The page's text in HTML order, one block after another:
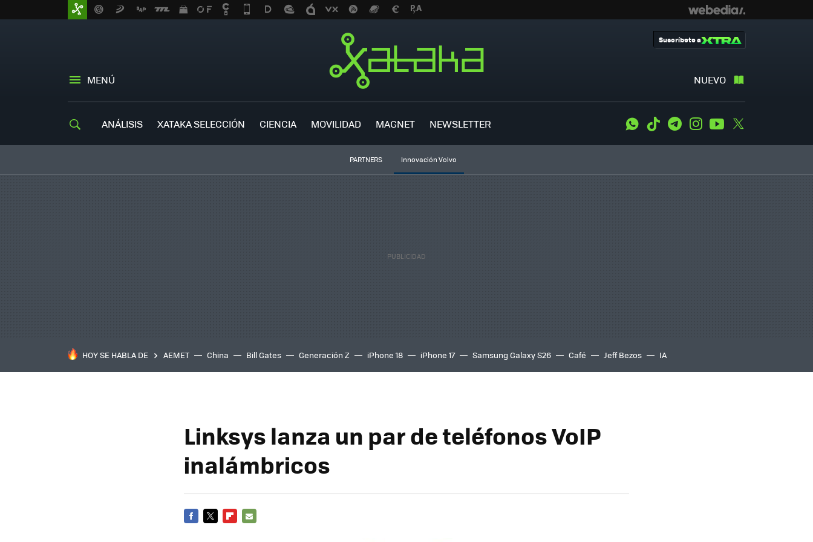
MENÚ NUEVO
Suscríbete a
ANÁLISIS XATAKA SELECCIÓN CIENCIA MOVILIDAD MAGNET NEWSLETTER WhatsApp
Tiktok TelegramInstagramYoutube
PARTNERS Innovación Volvo
HOY SE HABLA DE AEMET China Bill Gates Generación Z iPhone 18 iPhone 17 Samsung Galaxy S26 Café Jeff Bezos IA
Linksys lanza un par de teléfonos VoIP
inalámbricos